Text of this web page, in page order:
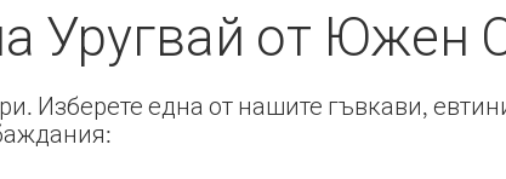
Уругвай от Южен
Изберете една от нашите гъвкави,